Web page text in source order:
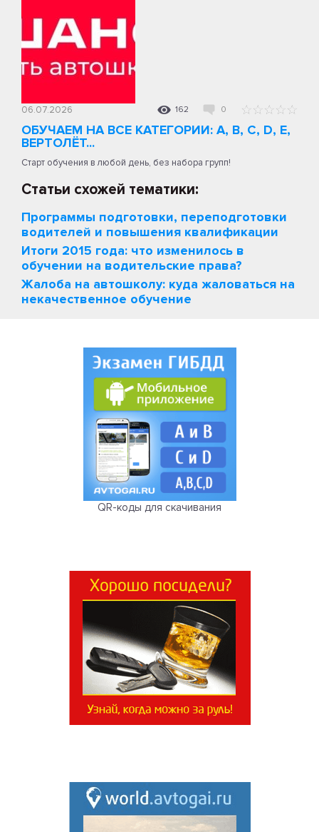
06.07.2026 162 0
ОБУЧАЕМ НА ВСЕ КАТЕГОРИИ: A, B, C, D, E,
ВЕРТОЛЁТ...
Старт обучения в любой день, без набора групп!
Статьи схожей тематики:
Программы подготовки, переподготовки
водителей и повышения квалификации
Итоги 2015 года: что изменилось в
обучении на водительские права?
Жалоба на автошколу: куда жаловаться на
некачественное обучение
QR-коды для скачивания